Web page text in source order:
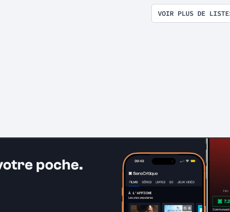
VOIR PLUS DE
poche.